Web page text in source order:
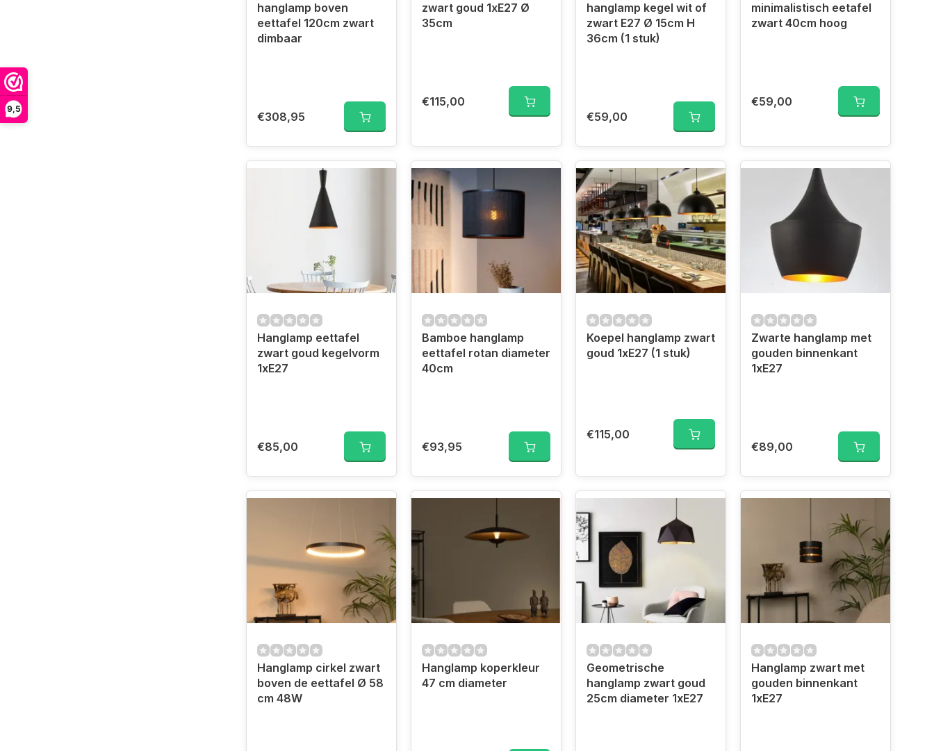
9,5
hanglamp boven
eettafel 120cm zwart
dimbaar
€308,95
zwart goud 1xE27 Ø
35cm
€115,00
hanglamp kegel wit of
zwart E27 Ø 15cm H
36cm (1 stuk)
€59,00
minimalistisch eetafel
zwart 40cm hoog
€59,00
Hanglamp eettafel
zwart goud kegelvorm
1xE27
€85,00
Bamboe hanglamp
eettafel rotan diameter
40cm
€93,95
Koepel hanglamp zwart
goud 1xE27 (1 stuk)
€115,00
Zwarte hanglamp met
gouden binnenkant
1xE27
€89,00
Hanglamp cirkel zwart
boven de eettafel Ø 58
cm 48W
Hanglamp koperkleur
47 cm diameter
Geometrische
hanglamp zwart goud
25cm diameter 1xE27
Hanglamp zwart met
gouden binnenkant
1xE27